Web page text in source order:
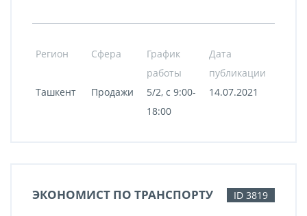
Регион Сфера
График
работы
Дата
публикации
Ташкент
Продажи
5/2, с 9:00-
18:00
14.07.2021
ЭКОНОМИСТ ПО ТРАНСПОРТУ ID 3819